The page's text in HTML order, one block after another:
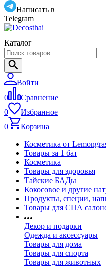
Написать в
Telegram
Каталог
Войти
0
Сравнение
0
Избранное
0
Корзина
Косметика от
Товары за 1 бат
Косметика
Товары для здоровья
Тайские БАДы
Кокосовое и другие
Продукты, специи,
Товары для СПА
Декор и подарки
Одежда и аксессуары
Товары для дома
Товары для спорта
Товары для животных